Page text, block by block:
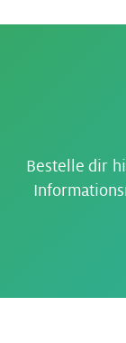
Bestelle dir